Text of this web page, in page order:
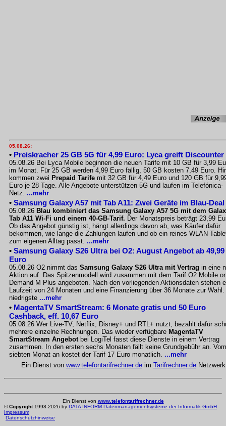
05.08.26:
• Preiskracher 25 GB 5G für 4,99 Euro: Lyca greift Discounter
05.08.26 Bei Lyca Mobile beginnen die neuen Tarife mit 10 GB für 3,99
im Monat. Für 25 GB werden 4,99 Euro fällig, 50 GB kosten 7,49 Euro.
kommen zwei Prepaid Tarife mit 32 GB für 4,49 Euro und 120 GB für
Euro je 28 Tage. Alle Angebote unterstützen 5G und laufen im Telefónica-
Netz. ...mehr
• Samsung Galaxy A57 mit Tab A11: Zwei Geräte im Blau-Deal
05.08.26 Blau kombiniert das Samsung Galaxy A57 5G mit dem
Tab A11 Wi-Fi und einem 40-GB-Tarif. Der Monatspreis beträgt 23,99
Ob das Angebot günstig ist, hängt allerdings davon ab, was Käufer dafür
bekommen, wie lange die Zahlungen laufen und ob ein reines WLAN-
zum eigenen Alltag passt. ...mehr
• Samsung Galaxy S26 Ultra bei O2: August Angebot ab 49,99
Euro
05.08.26 O2 nimmt das Samsung Galaxy S26 Ultra mit Vertrag in eine
Aktion auf. Das Spitzenmodell wird zusammen mit dem Tarif O2 Mobile
Demand M Plus angeboten. Nach den vorliegenden Aktionsdaten stehen
Laufzeit von 24 Monaten und eine Finanzierung über 36 Monate zur Wahl.
niedrigste ...mehr
• MagentaTV SmartStream: 6 Monate gratis und 50 Euro
Cashback, eff. 10,67 Euro
05.08.26 Wer Live-TV, Netflix, Disney+ und RTL+ nutzt, bezahlt dafür
mehrere einzelne Rechnungen. Das wieder verfügbare MagentaTV
SmartStream Angebotbei LogiTel fasst diese Dienste in einem Vertrag
zusammen. In den ersten sechs Monaten fällt keine Grundgebühr an. Vom
siebten Monat an kostet der Tarif 17 Euro monatlich. ...mehr
Ein Dienst von www.telefontarifrechner.de im Tarifrechner.de Netzwerk
Ein Dienst von www.telefontarifrechner.de
©Copyright1998-2026 by DATA INFORM-Datenmanagementsysteme der Informatik GmbH
Impressum
Datenschutzhinweise